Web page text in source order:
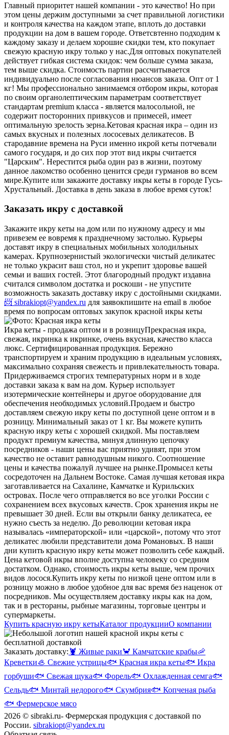
Главный приоритет нашей компании - это качество! Но при
этом цены держим доступными за счет правильной логистики
и контроля качества на каждом этапе, вплоть до доставки
продукции на дом в вашем городе. Ответсвтенно подходим к
каждому заказу и делаем хорошие скидки тем, кто покупает
свежую красную икру только у нас.Для оптовых покупателей
действует гибкая система скидок: чем больше сумма заказа,
тем выше скидка. Стоимость партии рассчитывается
индивидуально после согласования нюансов заказа. Опт от 1
кг! Мы профессионально занимаемся отбором икры, которая
по своим органолептическим параметрам соответствует
стандартам premium класса - является малосольной, не
содержит посторонних привкусов и примесей, имеет
оптимальную зрелость зерна.Кетовая красная икра – один из
самых вкусных и полезных лососевых деликатесов. В
стародавние времена на Руси именно икрой кеты потчевали
самого государя, и до сих пор этот вид икры считается
"Царским". Нерестится рыба один раз в жизни, поэтому
данное лакомство особенно ценится среди гурманов во всем
мире.Купите или закажите доставку икры кеты в городе Гусь-
Хрустальный. Доставка в день заказа в любое время суток!
Заказать икру с доставкой
Закажите икру кеты на дом или по нужному адресу и мы
привезем ее вовремя к празднечному застолью. Курьеры
доставят икру в специальных мобильных холодильных
камерах. Крупнозернистый экологически чистый деликатес
не только украсит ваш стол, но и укрепит здоровье вашей
семьи и ваших гостей. Этот благородный продукт издавна
считался символом достатка и роскоши - не упустите
возможность заказать доставку икру с достойными скидками.
📨 sibrakiopt@yandex.ru для заявокпишите на email в любое
время по вопросам оптовых закупок красной икры кеты
Икра кеты - продажа оптом и в розницуПрекрасная икра,
свежая, икринка к икринке, очень вкусная, качество класса
люкс. Сертифицированная продукция. Бережно
транспортируем и храним продукцию в идеальным условиях,
максимально сохраняя свежесть и привлекательность товара.
Придерживаемся строгих температурных норм и в ходе
доставки заказа к вам на дом. Курьер использует
изотермические контейнеры и другое оборудование для
обеспечения необходимых условий.Продаем и быстро
доставляем свежую икру кеты по доступной цене оптом и в
розницу. Минимальный заказ от 1 кг. Вы можете купить
красную икру кеты с хорошей скидкой. Мы поставляем
продукт премиум качества, минуя длинную цепочку
посредников - наши цены вас приятно удивят, при этом
качество не оставит равнодушным никого. Соотношение
цены и качества пожалуй лучшее на рынке.Промысел кеты
сосредоточен на Дальнем Востоке. Самая лучшая кетовая икра
заготавливается на Сахалине, Камчатке и Курильских
островах. После чего отправляется во все уголки России с
сохранением всех вкусовых качеств. Срок хранения икры не
превышает 30 дней. Если вы открыли банку деликатеса, ее
нужно съесть за неделю. До революции кетовая икра
называлась «императорской» или «царской», потому что этот
деликатес любили представители дома Романовых. В наши
дни купить красную икру кеты может позволить себе каждый.
Цена кетовой икры вполне доступна человеку со средним
достатком. Однако, стоимость икры кеты выше, чем прочих
видов лосося.Купить икру кеты по низкой цене оптом или в
розницу можно в любое удобное для вас время без наценок от
посредников. Мы осуществляем доставку икры как на дом,
так и в рестораны, рыбные магазины, торговые центры и
супермаркеты.
Купить красную икру кетыКаталог продукцииО компании
Заказать доставку: 🦞 Живые раки🦀 Камчатские крабы🦐
Креветки🦪 Свежие устрицы🐟 Красная икра кеты🐟 Икра
горбуши🐟 Свежая щука🐟 Форель🐟 Охлажденная семга🐟
Сельдь🐟 Минтай недорого🐟 Скумбрия🐟 Копченая рыба
🐟 Фермерское мясо
2026 © sibraki.ru- Фермерская продукция с доставкой по
России. sibrakiopt@yandex.ru